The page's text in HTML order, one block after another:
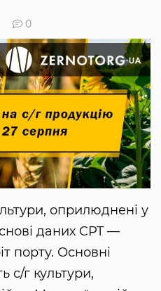
0
оприлюднені у
даних CPT —
порту. Основні
с/г культури,